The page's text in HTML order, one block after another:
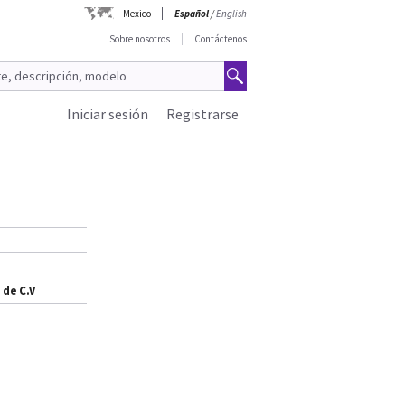
Mexico Español/English
Sobre nosotros
Contáctenos
Registrarse
Iniciar sesión
C.V